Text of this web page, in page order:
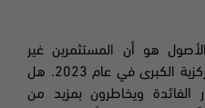
هو أن المستثمرين غير
متأكدين من رد فعل البنوك المركزية الكبرى في عام 2023. هل
ويخاطرون بمزيد من